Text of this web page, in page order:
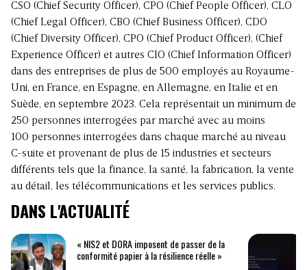
CSO (Chief Security Officer), CPO (Chief People Officer), CLO
(Chief Legal Officer), CBO (Chief Business Officer), CDO
(Chief Diversity Officer), CPO (Chief Product Officer), (Chief
Experience Officer) et autres CIO (Chief Information Officer)
dans des entreprises de plus de 500 employés au Royaume-
Uni, en France, en Espagne, en Allemagne, en Italie et en
Suède, en septembre 2023. Cela représentait un minimum de
250 personnes interrogées par marché avec au moins
100 personnes interrogées dans chaque marché au niveau
C-suite et provenant de plus de 15 industries et secteurs
différents tels que la finance, la santé, la fabrication, la vente
au détail, les télécommunications et les services publics.
DANS L'ACTUALITÉ
« NIS2 et DORA imposent de passer de la
conformité papier à la résilience réelle »